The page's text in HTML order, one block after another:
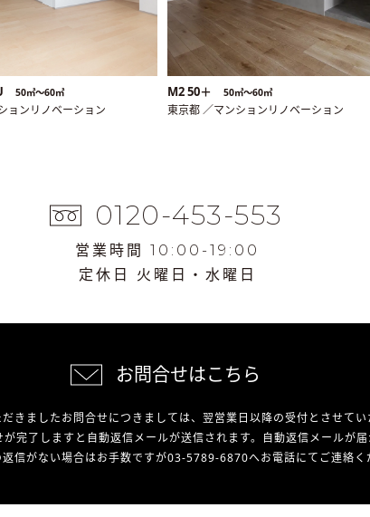
50㎡〜60㎡
ョンリノベーション
M2 50＋ 50㎡〜60㎡
東京都 ／マンションリノベーション
0120-453-553
営業時間 10:00-19:00
定休日 火曜日・水曜日
お問合せはこちら
きましたお問合せにつきましては、翌営業日以降の受付とさせてい
完了しますと自動返信メールが送信されます。自動返信メールが届
信がない場合はお手数ですが03-5789-6870へお電話にてご連絡く